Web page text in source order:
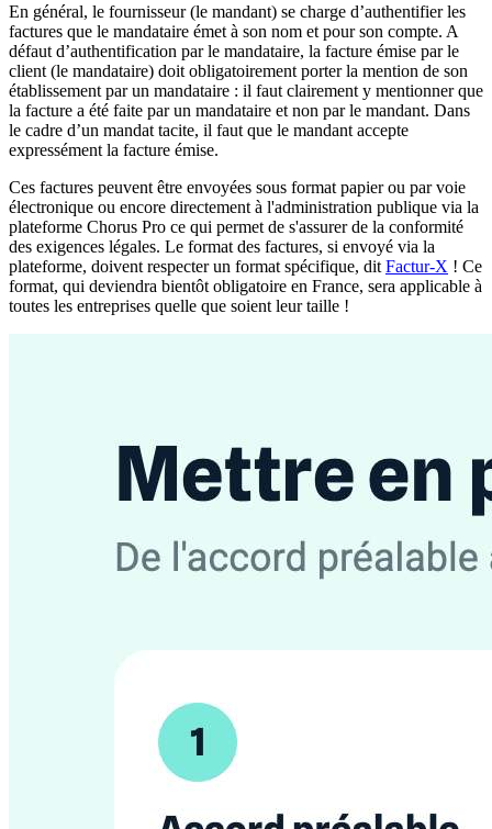
En général, le fournisseur (le mandant) se charge d’authentifier les
factures que le mandataire émet à son nom et pour son compte. A
défaut d’authentification par le mandataire, la facture émise par le
client (le mandataire) doit obligatoirement porter la mention de son
établissement par un mandataire : il faut clairement y mentionner que
la facture a été faite par un mandataire et non par le mandant. Dans
le cadre d’un mandat tacite, il faut que le mandant accepte
expressément la facture émise.
Ces factures peuvent être envoyées sous format papier ou par voie
électronique ou encore directement à l'administration publique via la
plateforme Chorus Pro ce qui permet de s'assurer de la conformité
des exigences légales. Le format des factures, si envoyé via la
plateforme, doivent respecter un format spécifique, dit Factur-X ! Ce
format, qui deviendra bientôt obligatoire en France, sera applicable à
toutes les entreprises quelle que soient leur taille !